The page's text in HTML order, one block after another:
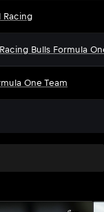
Racing
Bulls Formula
One Team